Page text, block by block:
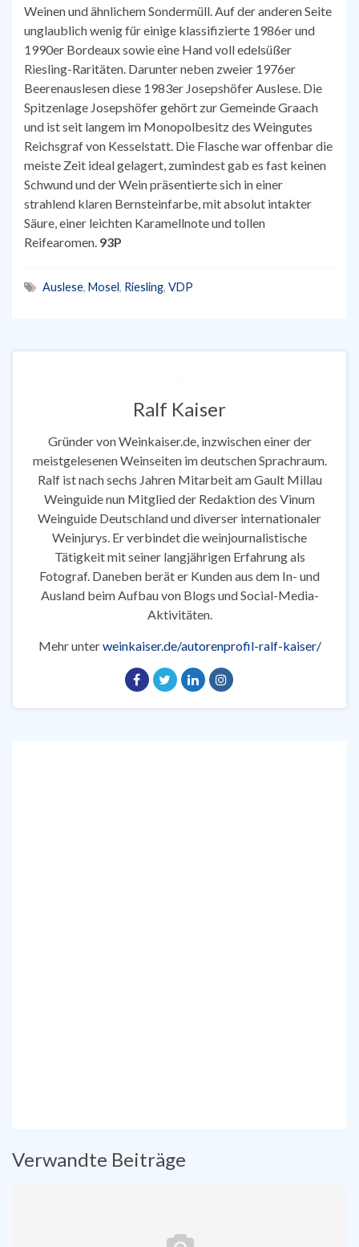
Weinen und ähnlichem Sondermüll. Auf der anderen Seite
unglaublich wenig für einige klassifizierte 1986er und
1990er Bordeaux sowie eine Hand voll edelsüßer
Riesling-Raritäten. Darunter neben zweier 1976er
Beerenauslesen diese 1983er Josepshöfer Auslese. Die
Spitzenlage Josepshöfer gehört zur Gemeinde Graach
und ist seit langem im Monopolbesitz des Weingutes
Reichsgraf von Kesselstatt. Die Flasche war offenbar die
meiste Zeit ideal gelagert, zumindest gab es fast keinen
Schwund und der Wein präsentierte sich in einer
strahlend klaren Bernsteinfarbe, mit absolut intakter
Säure, einer leichten Karamellnote und tollen
Reifearomen. 93P
Auslese, Mosel, Riesling, VDP
Ralf Kaiser
Gründer von Weinkaiser.de, inzwischen einer der
meistgelesenen Weinseiten im deutschen Sprachraum.
Ralf ist nach sechs Jahren Mitarbeit am Gault Millau
Weinguide nun Mitglied der Redaktion des Vinum
Weinguide Deutschland und diverser internationaler
Weinjurys. Er verbindet die weinjournalistische
Tätigkeit mit seiner langjährigen Erfahrung als
Fotograf. Daneben berät er Kunden aus dem In- und
Ausland beim Aufbau von Blogs und Social-Media-
Aktivitäten.
Mehr unterweinkaiser.de/autorenprofil-ralf-kaiser/
Verwandte Beiträge